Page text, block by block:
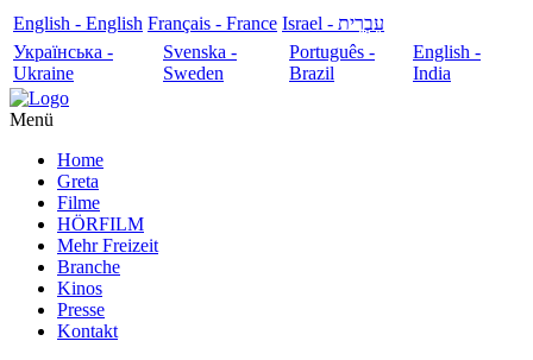
English - English Français - France
עִבְרִית - Israel
Українська -
Ukraine
Svenska -
Sweden
Português -
Brazil
English -
India
Menü
Home
Greta
Filme
HÖRFILM
Mehr Freizeit
Branche
Kinos
Presse
Kontakt